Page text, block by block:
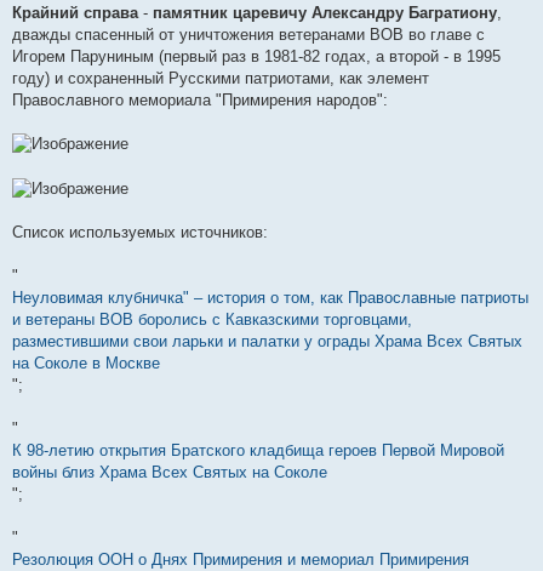
Крайний справа - памятник царевичу Александру Багратиону
дважды спасенный от уничтожения ветеранами ВОВ во главе с
Игорем Паруниным (первый раз в 1981-82 годах, а второй - в 1995
году) и сохраненный Русскими патриотами, как элемент
Православного мемориала "Примирения народов":
Список используемых источников:
"
Неуловимая клубничка" – история о том, как Православные патриоты
и ветераны ВОВ боролись с Кавказскими торговцами,
разместившими свои ларьки и палатки у ограды Храма Всех Святых
на Соколе в Москве
";
"
К 98-летию открытия Братского кладбища героев Первой Мировой
войны близ Храма Всех Святых на Соколе
";
"
Резолюция ООН о Днях Примирения и мемориал Примирения